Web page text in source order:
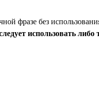
фразе без
использовать